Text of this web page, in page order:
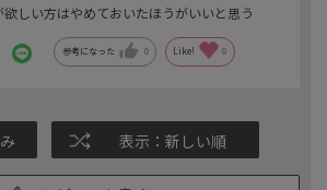
しい方はやめておいたほうがいいと思う
参考になった 0 Like! 0
表示：新しい順